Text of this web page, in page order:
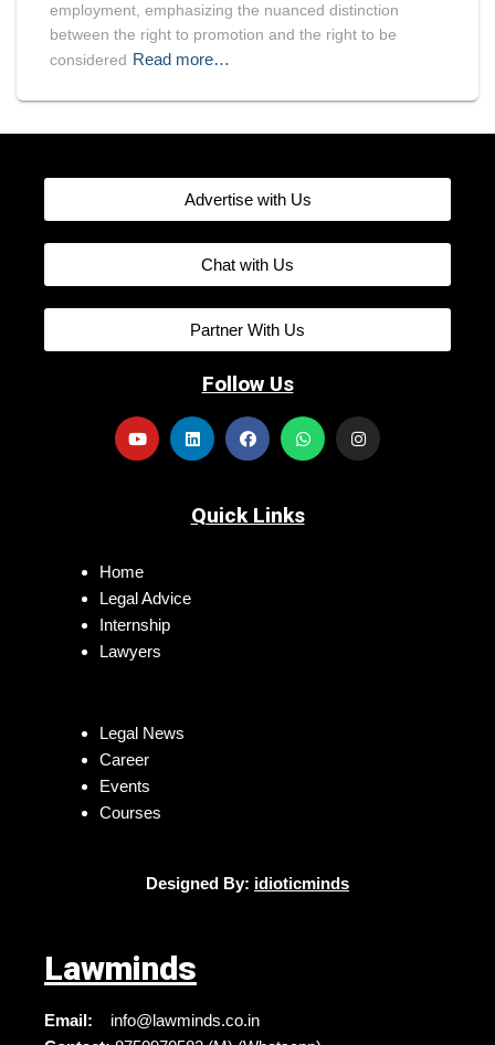
employment, emphasizing the nuanced distinction
between the right to promotion and the right to be
considered Read more…
Advertise with Us
Chat with Us
Partner With Us
Follow Us
Quick Links
Home
Legal Advice
Internship
Lawyers
Legal News
Career
Events
Courses
Designed By: idioticminds
Lawminds
Email: info@lawminds.co.in